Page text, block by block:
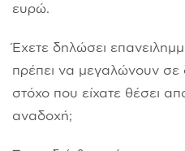
ευρώ.
Έχετε δηλώσει
πρέπει να μεγαλώνουν σε
στόχο που είχατε θέσει
αναδοχή;